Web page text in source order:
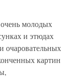
молодых
и этюдах
очаровательных
картин